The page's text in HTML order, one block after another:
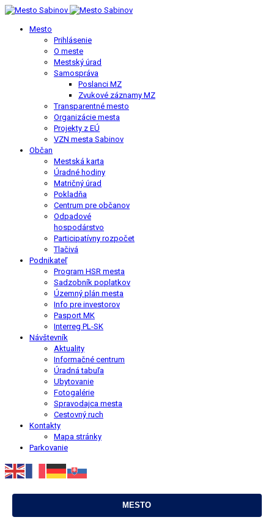
Mesto
Prihlásenie
O meste
Mestský úrad
Samospráva
Poslanci MZ
Zvukové záznamy MZ
Transparentné mesto
Organizácie mesta
Projekty z EÚ
VZN mesta Sabinov
Občan
Mestská karta
Úradné hodiny
Matričný úrad
Pokladňa
Centrum pre občanov
Odpadové
hospodárstvo
Participatívny rozpočet
Tlačivá
Podnikateľ
Program HSR mesta
Sadzobník poplatkov
Územný plán mesta
Info pre investorov
Pasport MK
Interreg PL-SK
Návštevník
Aktuality
Informačné centrum
Úradná tabuľa
Ubytovanie
Fotogalérie
Spravodajca mesta
Cestovný ruch
Kontakty
Mapa stránky
Parkovanie